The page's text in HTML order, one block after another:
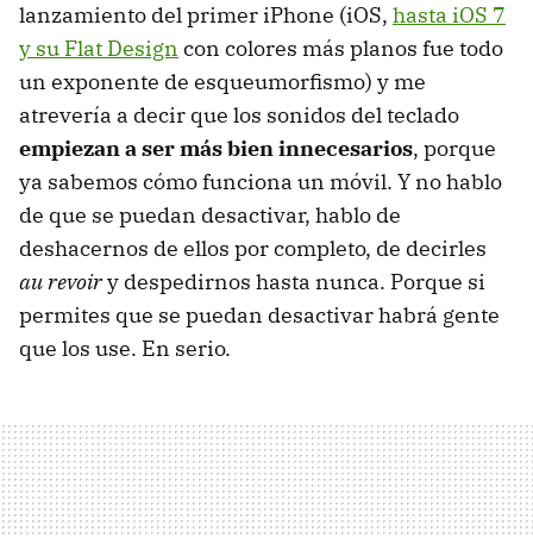
lanzamiento del primer iPhone (iOS, hasta iOS 7
y su Flat Design con colores más planos fue todo
un exponente de esqueumorfismo) y me
atrevería a decir que los sonidos del teclado
empiezan a ser más bien innecesarios, porque
ya sabemos cómo funciona un móvil. Y no hablo
de que se puedan desactivar, hablo de
deshacernos de ellos por completo, de decirles
au revoiry despedirnos hasta nunca. Porque si
permites que se puedan desactivar habrá gente
que los use. En serio.